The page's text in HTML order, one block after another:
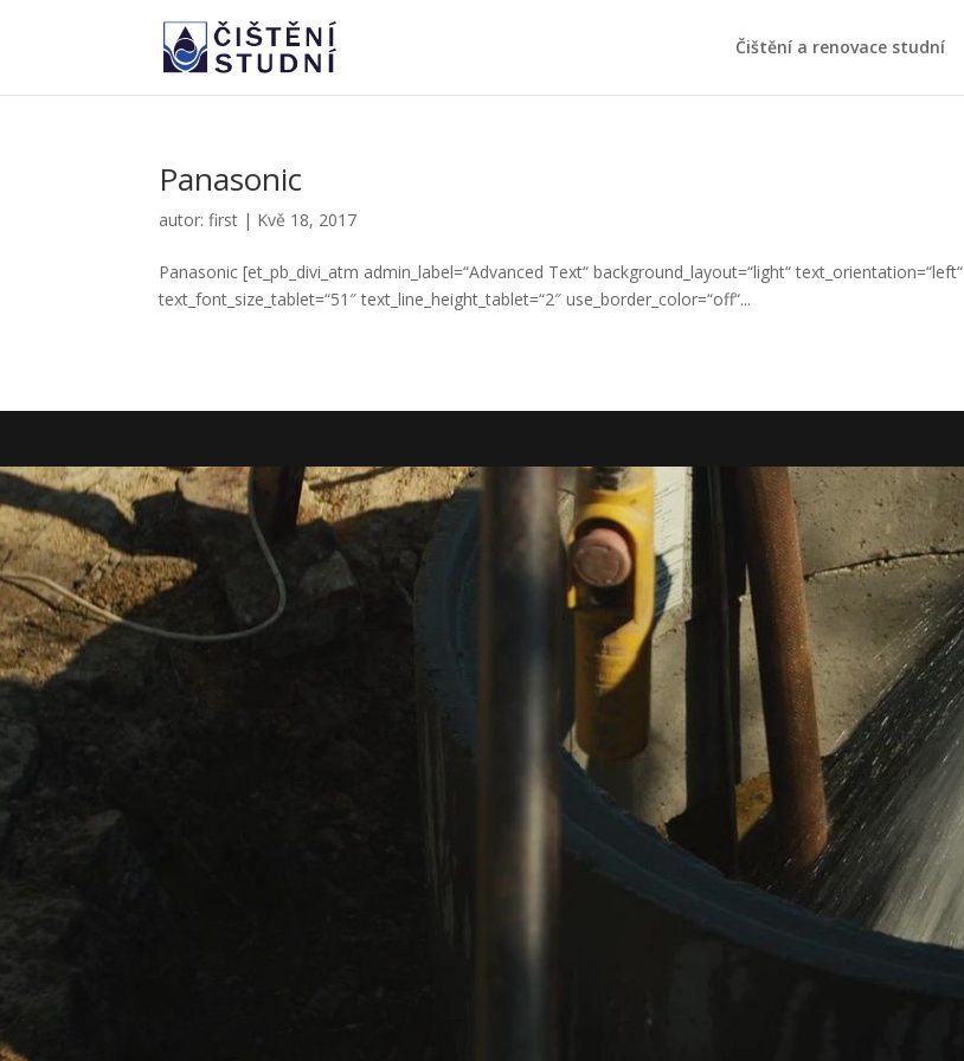
Čištění a renovace studní
Panasonic
autor:first | Kvě 18, 2017
Panasonic [et_pb_divi_atm admin_label=“Advanced Text“ background_layout=“light“ text_orientation=“left“
text_font_size_tablet=“51″ text_line_height_tablet=“2″ use_border_color=“off“...